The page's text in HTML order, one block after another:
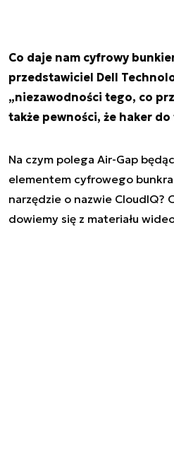
Co daje nam cyfrowy
przedstawiciel Dell
„niezawodności tego, co
także pewności, że haker
Na czym polega Air-Gap
elementem cyfrowego
narzędzie o nazwie CloudIQ?
dowiemy się z materiału